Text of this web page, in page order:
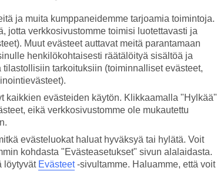
ja muita kumppaneidemme tarjoamia toimintoja.
jotta verkkosivustomme toimisi luotettavasti ja
Muut evästeet auttavat meitä parantamaan
henkilökohtaisesti räätälöityä sisältöä ja
tarkoituksiin (toiminnalliset evästeet,
kaikkien evästeiden käytön. Klikkaamalla "Hylkää"
eikä verkkosivustomme ole mukautettu
evästeluokat haluat hyväksyä tai hylätä. Voit
kohdasta "Evästeasetukset" sivun alalaidasta.
löytyvät Evästeet-sivultamme. Haluamme, että voit